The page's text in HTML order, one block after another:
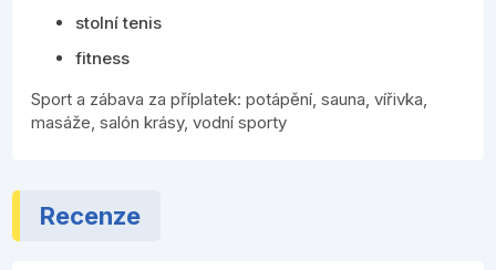
stolní tenis
fitness
Sport a zábava za příplatek: potápění, sauna, vířivka,
masáže, salón krásy, vodní sporty
Recenze